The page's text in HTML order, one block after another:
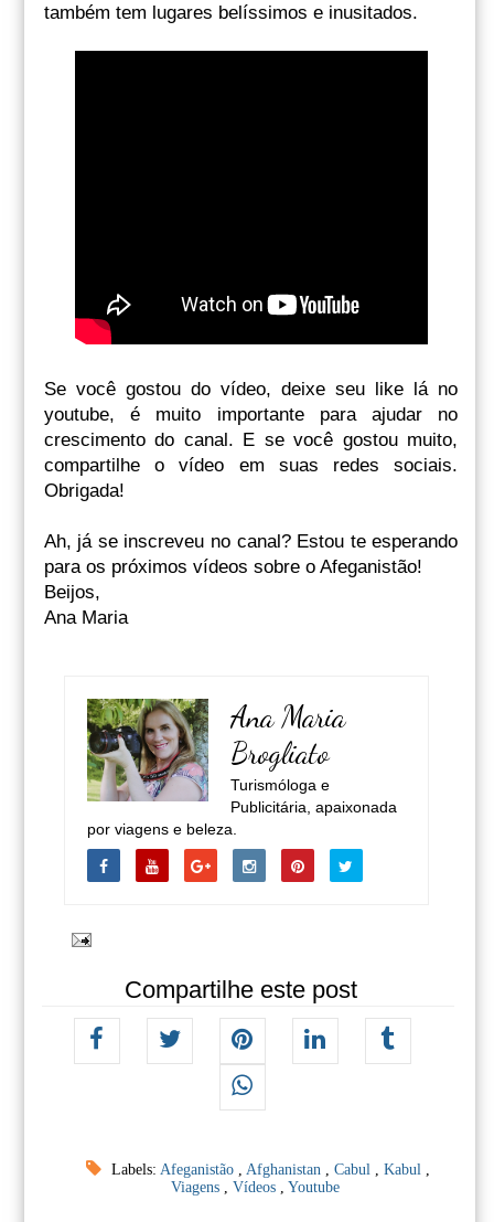
também tem lugares belíssimos e inusitados.
Se você gostou do vídeo, deixe seu like lá no
youtube, é muito importante para ajudar no
crescimento do canal. E se você gostou muito,
compartilhe o vídeo em suas redes sociais.
Obrigada!
Ah, já se inscreveu no canal? Estou te esperando
para os próximos vídeos sobre o Afeganistão!
Beijos,
Ana Maria
Ana Maria
Brogliato
Turismóloga e
Publicitária, apaixonada
por viagens e beleza.
Compartilhe este post
Labels: Afeganistão , Afghanistan , Cabul , Kabul ,
Viagens , Vídeos , Youtube